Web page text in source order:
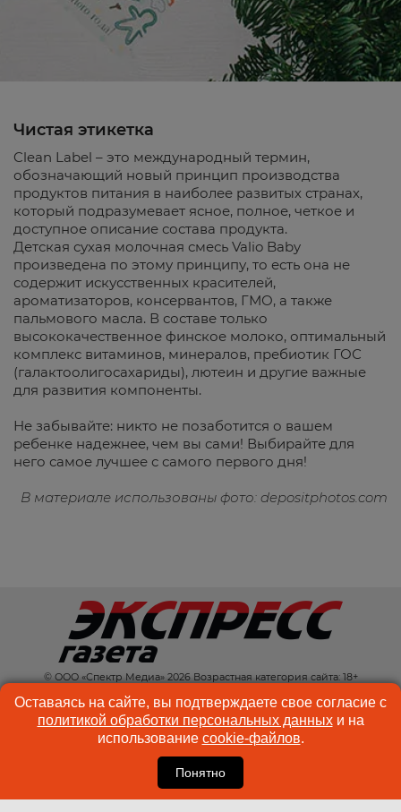
Чистая этикетка
Clean Label – это международный термин,
обозначающий новый принцип производства
продуктов питания в наиболее развитых странах,
который подразумевает ясное, полное, четкое и
доступное описание состава продукта.
Детская сухая молочная смесь Valio Baby
произведена по этому принципу, то есть она не
содержит искусственных красителей,
ароматизаторов, консервантов, ГМО, а также
пальмового масла. В составе только
высококачественное финское молоко, оптимальный
комплекс витаминов, минералов, пребиотик ГОС
(галактоолигосахариды), лютеин и другие важные
для развития компоненты.
Не забывайте: никто не позаботится о вашем
ребенке надежнее, чем вы сами! Выбирайте для
него самое лучшее с самого первого дня!
В материале использованы фото: depositphotos.com
© ООО «Спектр Медиа» 2026 Возрастная категория сайта: 18+
КОНТАКТЫ
РЕКЛАМА
КУКИ-ФАЙЛЫ
ПОЛЬЗОВАТЕЛЬСКОЕ
СОГЛАШЕНИЕ
Оставаясь на сайте, вы подтверждаете свое согласие с
политикой обработки персональных данныхи на
использование cookie-файлов.
Понятно